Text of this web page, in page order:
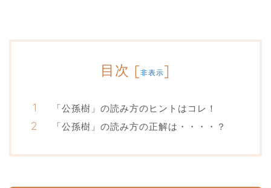
目次 [非表示]
「公孫樹」の読み方のヒントはコレ！
「公孫樹」の読み方の正解は・・・・？